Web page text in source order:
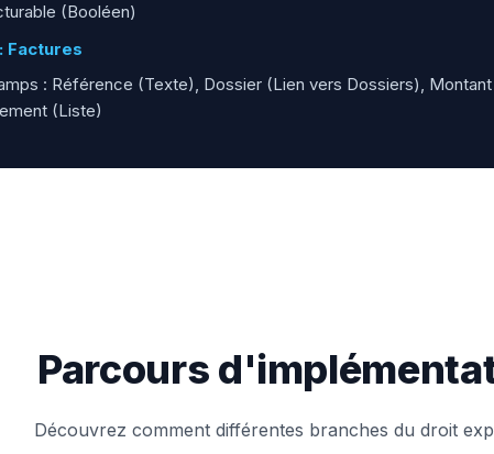
(Booléen)
Factures
: Référence (Texte), Dossier (Lien vers Dossiers),
(Liste)
Parcours
Découvrez comment différentes branches du droit